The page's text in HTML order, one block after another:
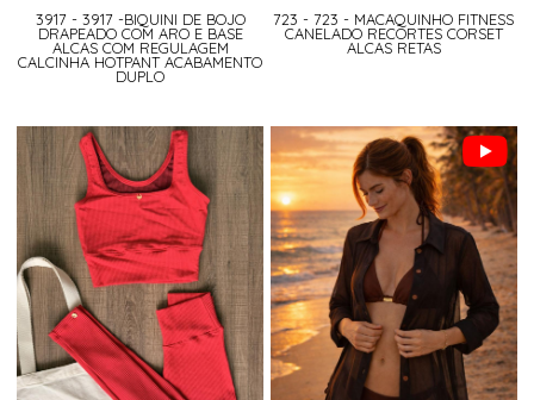
3917 - 3917 -BIQUINI DE BOJO
DRAPEADO COM ARO E BASE
ALCAS COM REGULAGEM
CALCINHA HOTPANT ACABAMENTO
DUPLO
723 - 723 - MACAQUINHO FITNESS
CANELADO RECORTES CORSET
ALCAS RETAS